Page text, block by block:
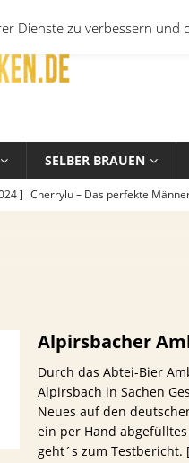
SELBER BRAUEN
] Cherrylu – Das perfekte
2023 ]
ALLGEMEIN
2023 ] Welche Biersorten werden
Blondes aus Schwaney
Alpirsbacher
Durch das Abtei-Bier
Alpirsbach in Sachen
Neues auf den
ein per Hand
geht´s zum Testbericht.
Dienste zu verbessern